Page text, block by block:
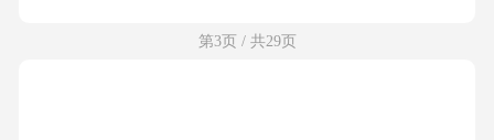
第3页 / 共29页